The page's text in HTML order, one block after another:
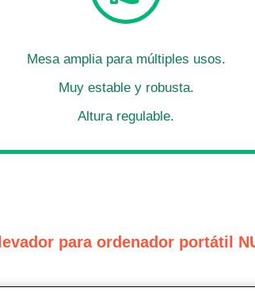
Mesa amplia para múltiples usos.
Muy estable y robusta.
Altura regulable.
para ordenador portátil